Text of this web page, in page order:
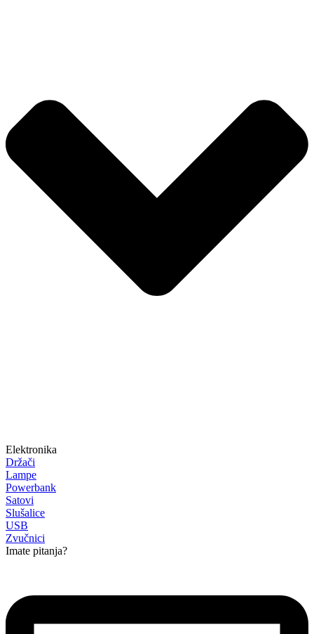
Elektronika
Držači
Lampe
Powerbank
Satovi
Slušalice
USB
Zvučnici
Imate pitanja?